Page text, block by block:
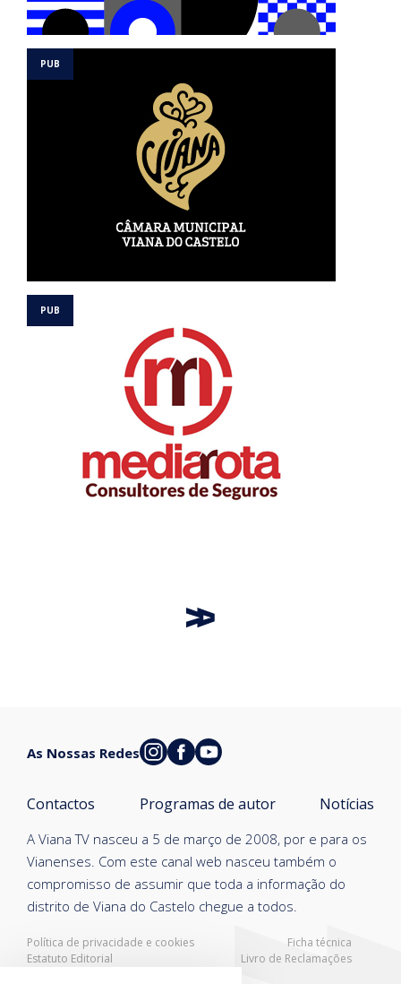
Política de privacidade e cookies
Ficha técnica
Estatuto Editorial
Livro de Reclamações
A Viana TV nasceu a 5 de março de 2008, por e para os
Vianenses. Com este canal web nasceu também o
compromisso de assumir que toda a informação do
distrito de Viana do Castelo chegue a todos.
Contactos Programas de autor Notícias
As Nossas Redes